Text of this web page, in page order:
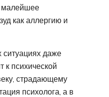
малейшее
как аллергию и
даже
к психической
страдающему
психолога, а в